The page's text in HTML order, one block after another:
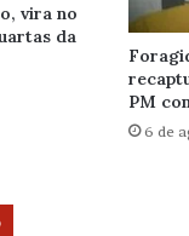
vira no
da
PM
6 de